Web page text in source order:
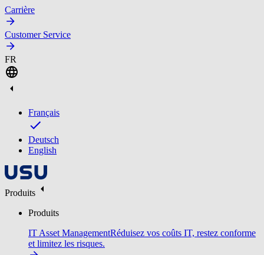
Carrière
Customer Service
FR
Français
Deutsch
English
Produits
Produits
IT Asset ManagementRéduisez vos coûts IT, restez conforme
et limitez les risques.